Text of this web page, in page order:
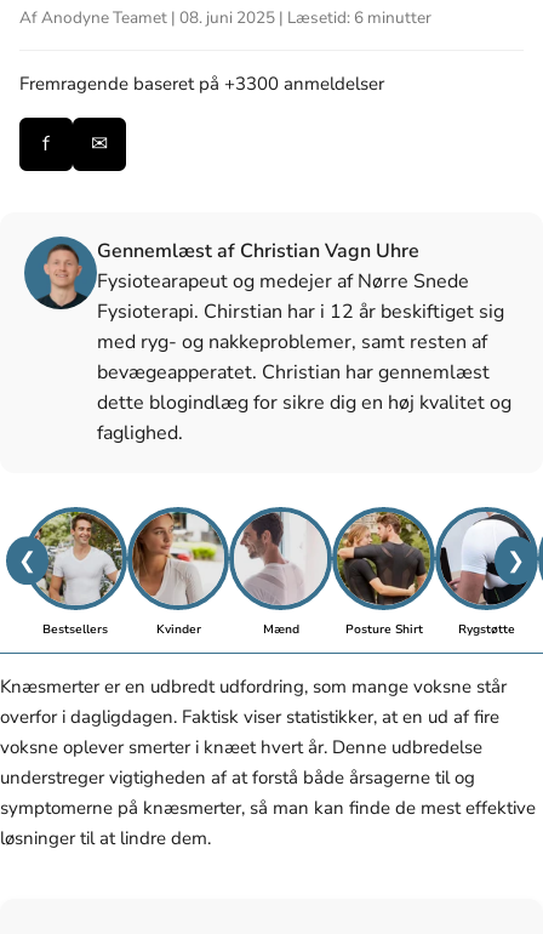
Af Anodyne Teamet | 08. juni 2025 | Læsetid: 6 minutter
Fremragende baseret på +3300 anmeldelser
f ✉
Gennemlæst af Christian Vagn Uhre
Fysiotearapeut og medejer af Nørre Snede
Fysioterapi. Chirstian har i 12 år beskiftiget sig
med ryg- og nakkeproblemer, samt resten af
bevægeapperatet. Christian har gennemlæst
dette blogindlæg for sikre dig en høj kvalitet og
faglighed.
❮ ❯
Bestsellers Kvinder Mænd Posture Shirt Rygstøtte
Knæsmerter er en udbredt udfordring, som mange voksne står
overfor i dagligdagen. Faktisk viser statistikker, at en ud af fire
voksne oplever smerter i knæet hvert år. Denne udbredelse
understreger vigtigheden af at forstå både årsagerne til og
symptomerne på knæsmerter, så man kan finde de mest effektive
løsninger til at lindre dem.